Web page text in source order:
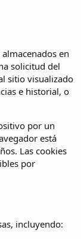
en
solicitud del
sitio visualizado
e historial, o
por un
está
Las cookies
por
incluyendo: